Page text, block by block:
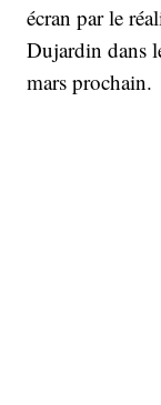
écran par le
Dujardin dans
mars prochain.